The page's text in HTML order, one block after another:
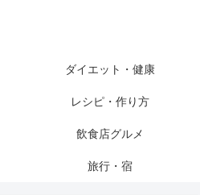
ダイエット・健康
レシピ・作り方
飲食店グルメ
旅行・宿